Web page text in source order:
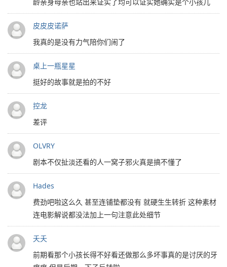
皮皮皮诺萨
我真的是没有力气陪你们闹了
桌上一瓶星星
挺好的故事就是拍的不好
控龙
差评
OLVRY
剧本不仅扯淡还看的人一窝子邪火真是搞不懂了
Hades
费劲吧啦这么久 甚至连铺垫都没有 就硬生生转折 这种素材
连电影解说都没法加上一句注意此处细节
夭夭
前期看那个小孩长得不好看还做那么多坏事真的是讨厌的牙